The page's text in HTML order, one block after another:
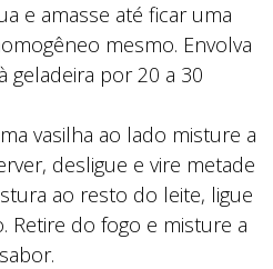
e amasse até ficar uma
mesmo. Envolva
por 20 a 30
vasilha ao lado misture a
desligue e vire metade
ao resto do leite, ligue
Retire do fogo e misture a